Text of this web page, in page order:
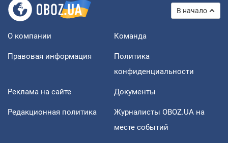
В начало
О компании Команда
Правовая информация
Политика
конфиденциальности
Реклама на сайте Документы
Редакционная политика
Журналисты OBOZ.UA на
месте событий